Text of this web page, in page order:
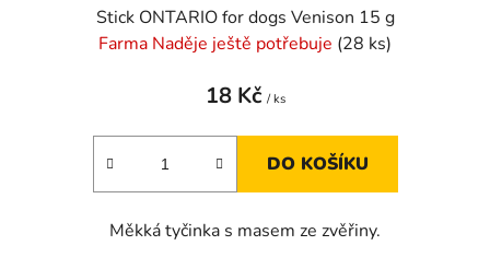
Stick ONTARIO for dogs Venison 15 g
Farma Naděje ještě potřebuje (28 ks)
18 Kč / ks
DO KOŠÍKU
Měkká tyčinka s masem ze zvěřiny.